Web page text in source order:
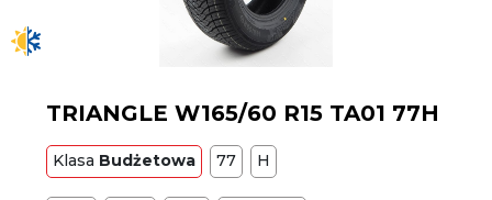
TRIANGLE W165/60 R15 TA01 77H
Klasa Budżetowa 77 H